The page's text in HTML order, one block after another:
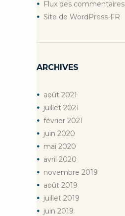
Flux des commentaires
Site de WordPress-FR
ARCHIVES
août 2021
juillet 2021
février 2021
juin 2020
mai 2020
avril 2020
novembre 2019
août 2019
juillet 2019
juin 2019